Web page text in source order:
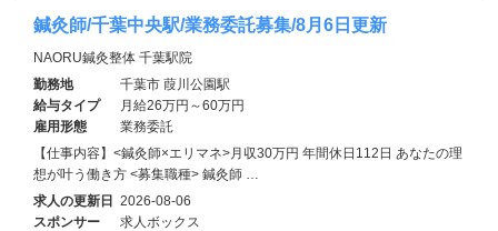
鍼灸師/千葉中央駅/業務委託募集/8月6日更新
NAORU鍼灸整体 千葉駅院
勤務地
千葉市 葭川公園駅
給与タイプ
月給26万円～60万円
雇用形態
業務委託
【仕事内容】<鍼灸師×エリマネ>月収30万円 年間休日112日 あなたの理
想が叶う働き方 <募集職種> 鍼灸師 …
求人の更新日 2026-08-06
スポンサー
求人ボックス